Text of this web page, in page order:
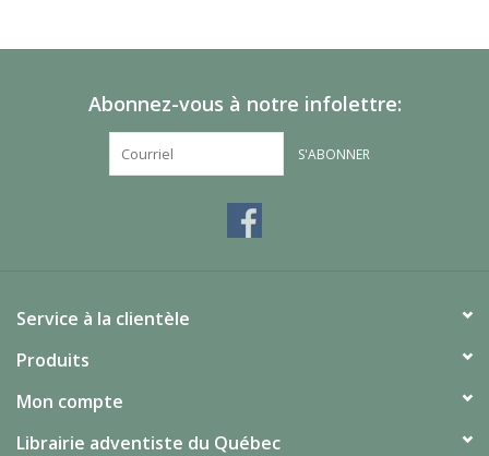
Abonnez-vous à notre infolettre:
S'ABONNER
Service à la clientèle
Produits
Mon compte
Librairie adventiste du Québec